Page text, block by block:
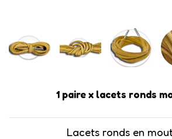
1 paire x lacets ronds
Lacets ronds en